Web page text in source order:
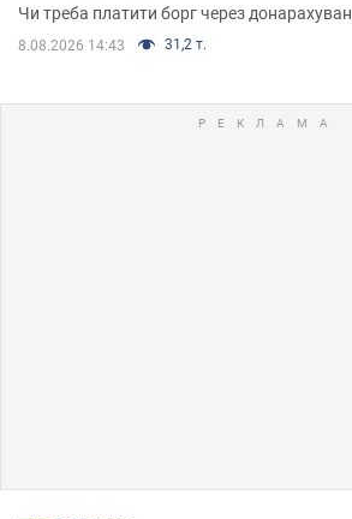
Чи треба платити борг через
8.08.2026 14:43 31,2 т.